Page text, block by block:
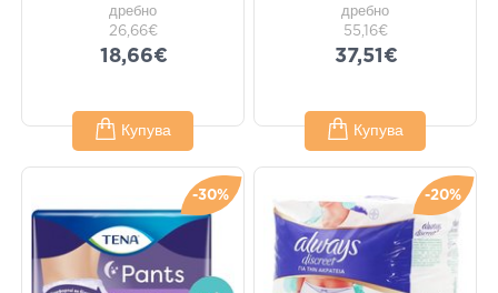
дребно
26,66€
18,66€
Купува
дребно
55,16€
37,51€
Купува
-30% -20%